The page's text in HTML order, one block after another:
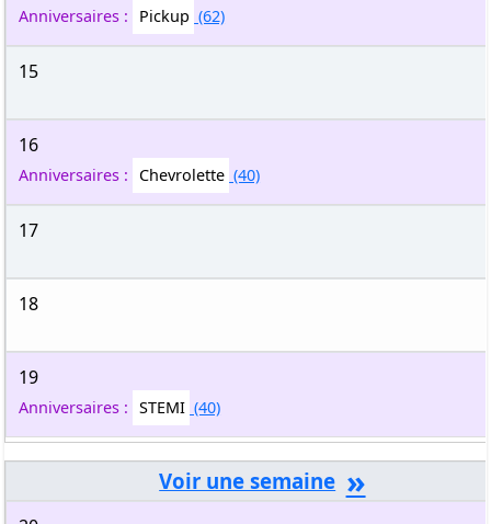
Anniversaires : Pickup (62)
15
16
Anniversaires : Chevrolette (40)
17
18
19
Anniversaires : STEMI (40)
»